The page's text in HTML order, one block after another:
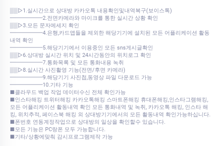
▒▒▷1.실시간으로 상대방 카카오톡 내용확인및내역복구(보이스톡)
━━━━━━2.전면카메라와 마이크를 통한 실시간 상황 확인
▒▒▷3.모든 문자메세지 확인
━━━━━━4.은행,카드앱들을 제외한 해당기기에 설치된 모든 어플리케이션 활동
내역 확인
━━━━━━5.해당기기에서 이용중인 모든 sns게시글확인
▒▒▷6.상대방 실시간 위치 및 24시간동안의 위치로그 확인
━━━━━━7.통화목록 및 모든 통화내용 녹취
▒▒▷8.실시간 사진활영 기능(전면/후면 카메라)
━━━━━━9.해당기기 사진첩,동영상 파일 다운로드 가능
━━━━━━10.기타 기능
■클라우드 백업 작업 데이터수신 전체 확인가능
■인스타해킹 트위터해킹 카카오톡해킹 스마트폰해킹 휴대폰해킹,인스타그램해킹,
모든 어플리케이션 활동내역 확인 모든 통화내역 및 녹취, 카카오톡 해킹, 인스타 해
킹, 위치추적, 페이스북 해킹 외 상대방기기에서의 모든 활동내역 확인가능하십니다.
■폰번호 연동계정작업으로 상대방의 일상을 확인할수 있습니다.
■모든 기능은 PC랑폰 모두 가능합니다.
■기타/상황에맞춰 감시프로그램제작 가능